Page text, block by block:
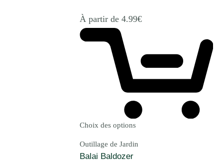
À partir de 4.99€
Choix des options
Outillage de Jardin
Balai Baldozer